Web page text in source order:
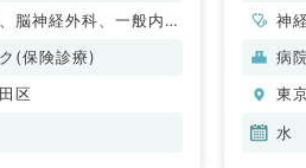
脳神経外科、一般内
科、外科系全般、一般
(保険診療)
区
神
科
病
東
水